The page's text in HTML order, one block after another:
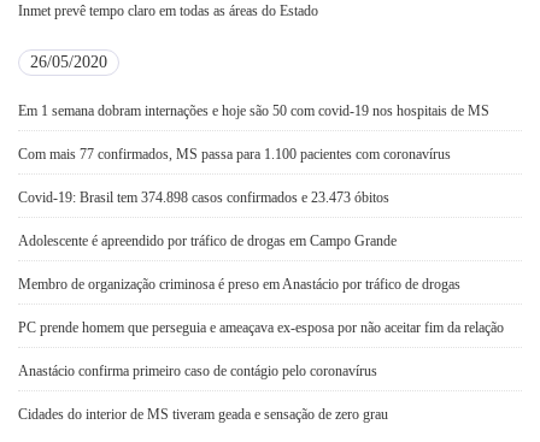
Inmet prevê tempo claro em todas as áreas do Estado
26/05/2020
Em 1 semana dobram internações e hoje são 50 com covid-19 nos hospitais de MS
Com mais 77 confirmados, MS passa para 1.100 pacientes com coronavírus
Covid-19: Brasil tem 374.898 casos confirmados e 23.473 óbitos
Adolescente é apreendido por tráfico de drogas em Campo Grande
Membro de organização criminosa é preso em Anastácio por tráfico de drogas
PC prende homem que perseguia e ameaçava ex-esposa por não aceitar fim da relação
Anastácio confirma primeiro caso de contágio pelo coronavírus
Cidades do interior de MS tiveram geada e sensação de zero grau